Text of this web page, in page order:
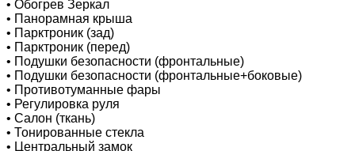
• Обогрев Зеркал
• Панорамная крыша
• Парктроник (зад)
• Парктроник (перед)
• Подушки безопасности (фронтальные)
• Подушки безопасности (фронтальные+боковые)
• Противотуманные фары
• Регулировка руля
• Салон (ткань)
• Тонированные стекла
• Центральный замок